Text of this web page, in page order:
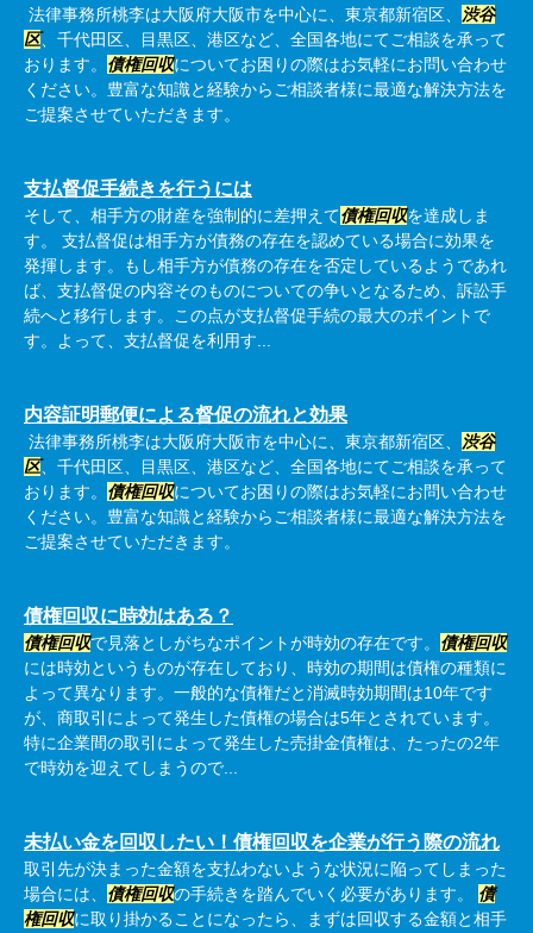
法律事務所桃李は大阪府大阪市を中心に、東京都新宿区、
渋谷
区、千代田区、目黒区、港区など、全国各地にてご相談を承って
おります。 債権回収についてお困りの際はお気軽にお問い合わせ
ください。豊富な知識と経験からご相談者様に最適な解決方法を
ご提案させていただきます。
支払督促手続きを行うには
そして、相手方の財産を強制的に差押えて債権回収を達成しま
す。 支払督促は相手方が債務の存在を認めている場合に効果を
発揮します。もし相手方が債務の存在を否定しているようであれ
ば、支払督促の内容そのものについての争いとなるため、訴訟手
続へと移行します。この点が支払督促手続の最大のポイントで
す。よって、支払督促を利用す...
内容証明郵便による督促の流れと効果
法律事務所桃李は大阪府大阪市を中心に、東京都新宿区、
渋谷
区、千代田区、目黒区、港区など、全国各地にてご相談を承って
おります。 債権回収についてお困りの際はお気軽にお問い合わせ
ください。豊富な知識と経験からご相談者様に最適な解決方法を
ご提案させていただきます。
債権回収に時効はある？
債権回収で見落としがちなポイントが時効の存在です。 債権回収
には時効というものが存在しており、時効の期間は債権の種類に
よって異なります。一般的な債権だと消滅時効期間は10年です
が、商取引によって発生した債権の場合は5年とされています。
特に企業間の取引によって発生した売掛金債権は、たったの2年
で時効を迎えてしまうので...
未払い金を回収したい！債権回収を企業が行う際の流れ
取引先が決まった金額を支払わないような状況に陥ってしまった
場合には、 債権回収の手続きを踏んでいく必要があります。 債
権回収に取り掛かることになったら、まずは回収する金額と相手